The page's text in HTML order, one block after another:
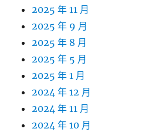
2025 年 11 月
2025 年 9 月
2025 年 8 月
2025 年 5 月
2025 年 1 月
2024 年 12 月
2024 年 11 月
2024 年 10 月